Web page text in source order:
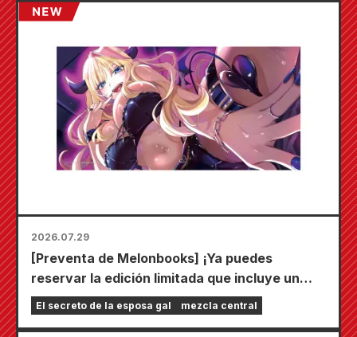
2026.07.29
[Preventa de Melonbooks] ¡Ya puedes
reservar la edición limitada que incluye un
tapete de juego especial con una ilustración
deslumbrante de Fuyuki Tojo dibujada por
El secreto de la esposa gal mezcla central